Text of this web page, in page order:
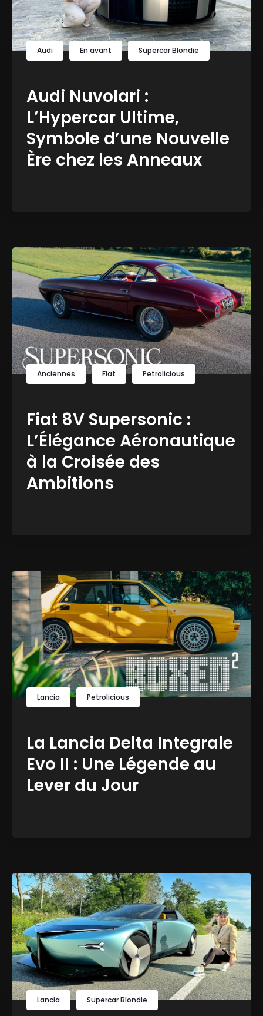
Audi En avant Supercar Blondie
Audi Nuvolari :
L’Hypercar Ultime,
Symbole d’une Nouvelle
Ère chez les Anneaux
Anciennes Fiat Petrolicious
Fiat 8V Supersonic :
L’Élégance Aéronautique
à la Croisée des
Ambitions
Lancia Petrolicious
La Lancia Delta Integrale
Evo II : Une Légende au
Lever du Jour
Lancia Supercar Blondie